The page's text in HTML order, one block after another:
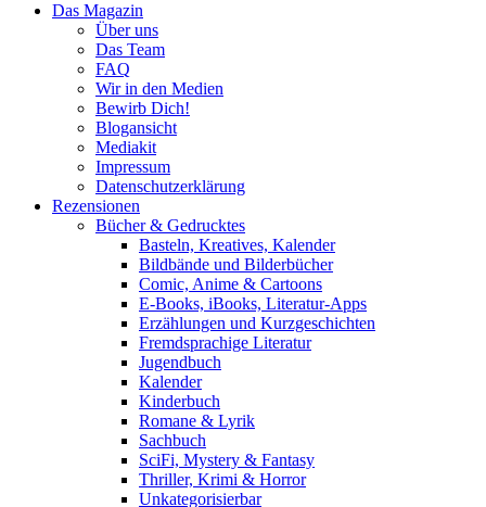
Das Magazin
Über uns
Das Team
FAQ
Wir in den Medien
Bewirb Dich!
Blogansicht
Mediakit
Impressum
Datenschutzerklärung
Rezensionen
Bücher & Gedrucktes
Basteln, Kreatives, Kalender
Bildbände und Bilderbücher
Comic, Anime & Cartoons
E-Books, iBooks, Literatur-Apps
Erzählungen und Kurzgeschichten
Fremdsprachige Literatur
Jugendbuch
Kalender
Kinderbuch
Romane & Lyrik
Sachbuch
SciFi, Mystery & Fantasy
Thriller, Krimi & Horror
Unkategorisierbar